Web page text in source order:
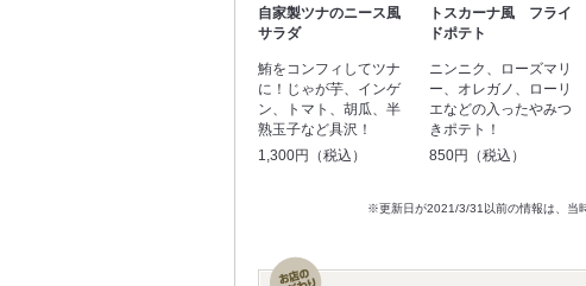
自家製ツナのニース風
サラダ
鮪をコンフィしてツナ
に！じゃが芋、インゲ
ン、トマト、胡瓜、半
熟玉子など具沢！
1,300円（税込）
トスカーナ風 フライ
ドポテト
ニンニク、ローズマリ
ー、オレガノ、ローリ
エなどの入ったやみつ
きポテト！
850円（税込）
※更新日が2021/3/31以前の情報は、当